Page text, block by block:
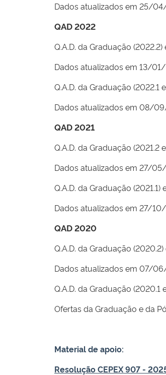
Dados atualizados em 25/
QAD 2022
Q.A.D. da Graduação
Dados atualizados em 13/
Q.A.D. da Graduação (2022.1
Dados atualizados em 08/
QAD 2021
Q.A.D. da Graduação (2021.2
Dados atualizados em 27/
Q.A.D. da Graduação (2021.1)
Dados atualizados em 27/
QAD 2020
Q.A.D. da Graduação (2020.2)
Dados atualizados em 07/
Q.A.D. da Graduação (2020.1
Ofertas da Graduação e da
Material de apoio:
Resolução CEPEX 907 -